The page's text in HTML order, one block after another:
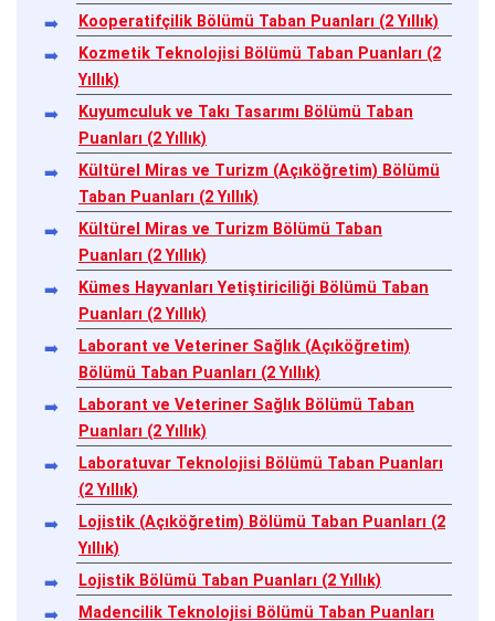
Kooperatifçilik Bölümü Taban Puanları (2 Yıllık)
Kozmetik Teknolojisi Bölümü Taban Puanları (2
Yıllık)
Kuyumculuk ve Takı Tasarımı Bölümü Taban
Puanları (2 Yıllık)
Kültürel Miras ve Turizm (Açıköğretim) Bölümü
Taban Puanları (2 Yıllık)
Kültürel Miras ve Turizm Bölümü Taban
Puanları (2 Yıllık)
Kümes Hayvanları Yetiştiriciliği Bölümü Taban
Puanları (2 Yıllık)
Laborant ve Veteriner Sağlık (Açıköğretim)
Bölümü Taban Puanları (2 Yıllık)
Laborant ve Veteriner Sağlık Bölümü Taban
Puanları (2 Yıllık)
Laboratuvar Teknolojisi Bölümü Taban Puanları
(2 Yıllık)
Lojistik (Açıköğretim) Bölümü Taban Puanları (2
Yıllık)
Lojistik Bölümü Taban Puanları (2 Yıllık)
Madencilik Teknolojisi Bölümü Taban Puanları